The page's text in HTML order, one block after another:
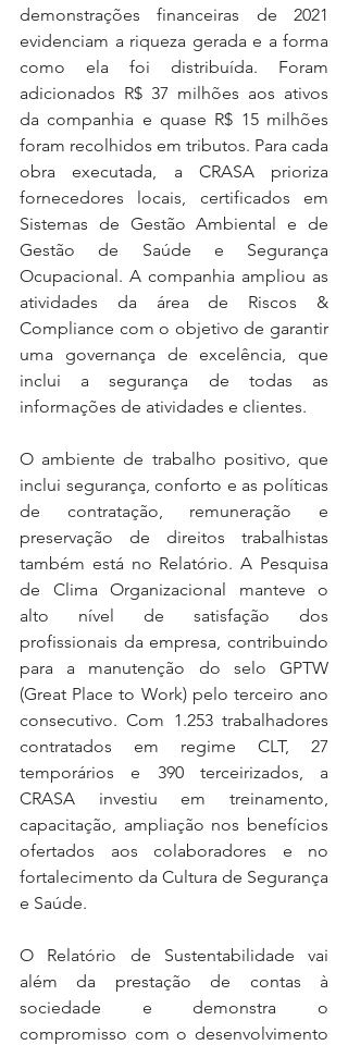
demonstrações financeiras de 2021
evidenciam a riqueza gerada e a forma
como ela foi distribuída. Foram
adicionados R$ 37 milhões aos ativos
da companhia e quase R$ 15 milhões
foram recolhidos em tributos. Para cada
obra executada, a CRASA prioriza
fornecedores locais, certificados em
Sistemas de Gestão Ambiental e de
Gestão de Saúde e Segurança
Ocupacional. A companhia ampliou as
atividades da área de Riscos &
Compliance com o objetivo de garantir
uma governança de excelência, que
inclui a segurança de todas as
informações de atividades e clientes.
O ambiente de trabalho positivo, que
inclui segurança, conforto e as políticas
de contratação, remuneração e
preservação de direitos trabalhistas
também está no Relatório. A Pesquisa
de Clima Organizacional manteve o
alto nível de satisfação dos
profissionais da empresa, contribuindo
para a manutenção do selo GPTW
(Great Place to Work) pelo terceiro ano
consecutivo. Com 1.253 trabalhadores
contratados em regime CLT, 27
temporários e 390 terceirizados, a
CRASA investiu em treinamento,
capacitação, ampliação nos benefícios
ofertados aos colaboradores e no
fortalecimento da Cultura de Segurança
e Saúde.
O Relatório de Sustentabilidade vai
além da prestação de contas à
sociedade e demonstra o
compromisso com o desenvolvimento